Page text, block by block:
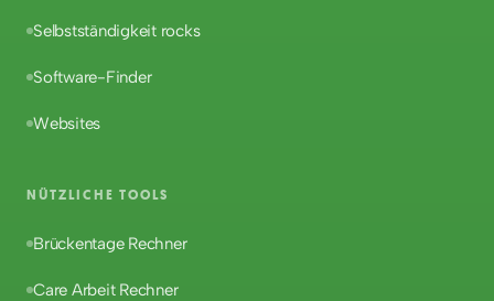
Selbstständigkeit rocks
Software-Finder
Websites
NÜTZLICHE TOOLS
Brückentage Rechner
Care Arbeit Rechner